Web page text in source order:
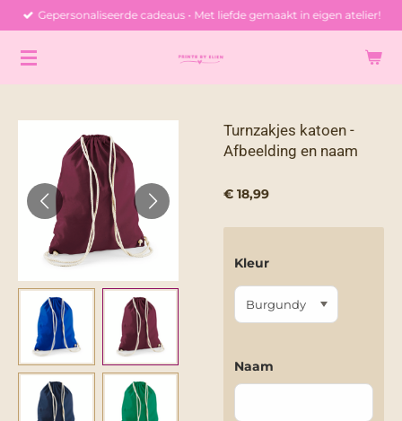
naar
Gepersonaliseerde cadeaus • Met liefde gemaakt in eigen atelier!
Turnzakjes katoen -
Afbeelding en naam
€ 18,99
Kleur
Naam